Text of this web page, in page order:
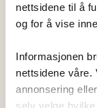
nettsidene til å
og for å vise
Informasjonen
nettsidene våre.
annonsering
selv velge
NKVTS
om vold og